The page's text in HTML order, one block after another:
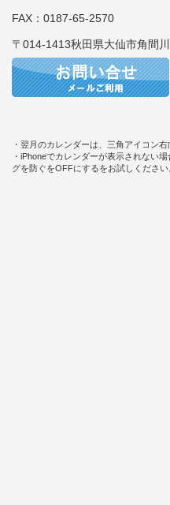
FAX：0187-65-2570
〒014-1413秋田県大仙市角間
・翌月のカレンダーは、三角アイコン右
・iPhoneでカレンダーが表示されない
グを防ぐをOFFにするをお試しください